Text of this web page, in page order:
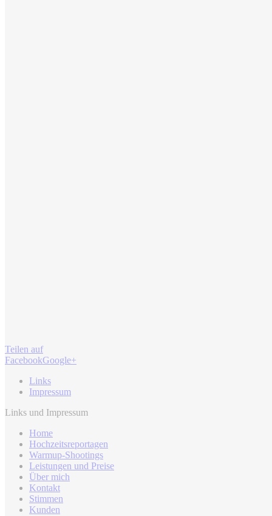
Teilen auf
FacebookGoogle+
Links
Impressum
Links und Impressum
Home
Hochzeitsreportagen
Warmup-Shootings
Leistungen und Preise
Über mich
Kontakt
Stimmen
Kunden